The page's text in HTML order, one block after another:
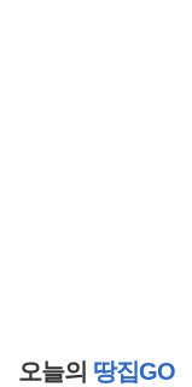
오늘의 땅집GO